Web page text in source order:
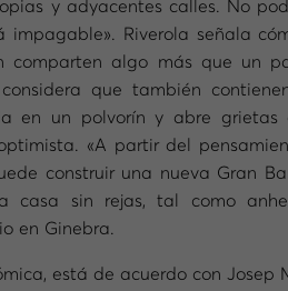
y adyacentes calles. No
Riverola señala
comparten algo más que un
que también
en un polvorín y abre grietas
«A partir del
construir una nueva Gran
casa sin rejas, tal como
en Ginebra.
está de acuerdo con